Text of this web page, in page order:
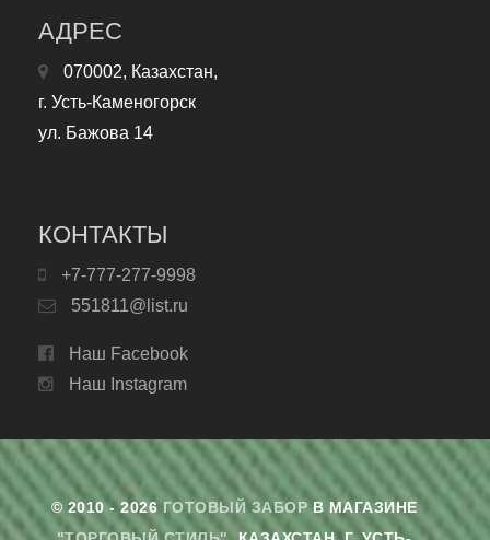
АДРЕС
070002, Казахстан,
г. Усть-Каменогорск
ул. Бажова 14
КОНТАКТЫ
+7-777-277-9998
551811@list.ru
Наш Facebook
Наш Instagram
© 2010 - 2026 ГОТОВЫЙ ЗАБОРВ МАГАЗИНЕ